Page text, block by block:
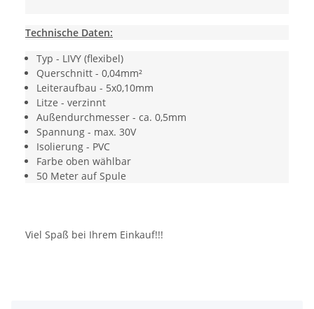
Technische Daten:
Typ - LIVY (flexibel)
Querschnitt - 0,04mm²
Leiteraufbau - 5x0,10mm
Litze - verzinnt
Außendurchmesser - ca. 0,5mm
Spannung - max. 30V
Isolierung - PVC
Farbe oben wählbar
50 Meter auf Spule
Viel Spaß bei Ihrem Einkauf!!!